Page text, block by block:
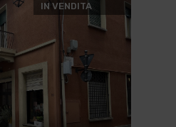
IN VENDITA